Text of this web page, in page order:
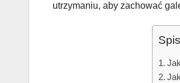
utrzymaniu, aby zachować